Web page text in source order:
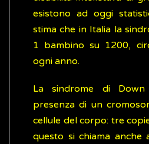
esistono ad oggi
stima che in Italia la
1 bambino su 1200,
ogni anno.
La sindrome di
presenza di un
cellule del corpo: tre
questo si chiama anche